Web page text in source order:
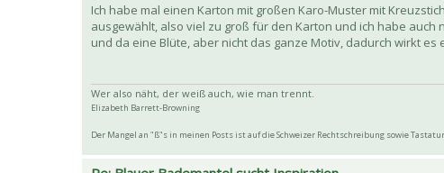
Ich habe mal einen Karton mit großen Karo-Muster mit
ausgewählt, also viel zu groß für den Karton und ich habe
und da eine Blüte, aber nicht das ganze Motiv, dadurch wirkt es
Wer also näht, der weiß auch, wie man trennt.
Elizabeth Barrett-Browning
Der Mangel an "ß"s in meinen Posts ist auf die Schweizer Rechtschreibung sowie